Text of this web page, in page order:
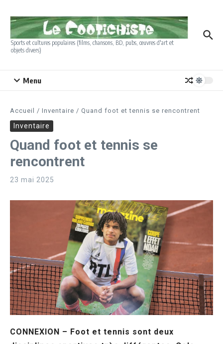
Sports et cultures populaires (films, chansons, BD, pubs, œuvres d'art et
objets divers)
Menu
Accueil / Inventaire / Quand foot et tennis se rencontrent
Inventaire
Quand foot et tennis se
rencontrent
23 mai 2025
CONNEXION – Foot et tennis sont deux